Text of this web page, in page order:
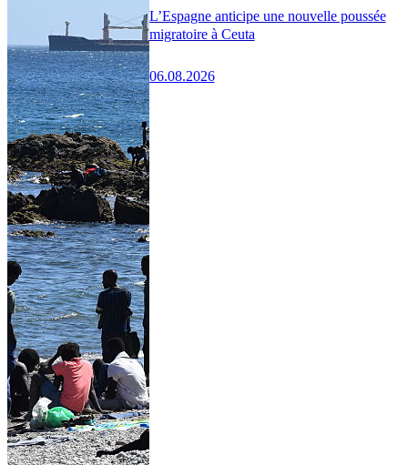
L’Espagne anticipe une nouvelle poussée
migratoire à Ceuta
06.08.2026